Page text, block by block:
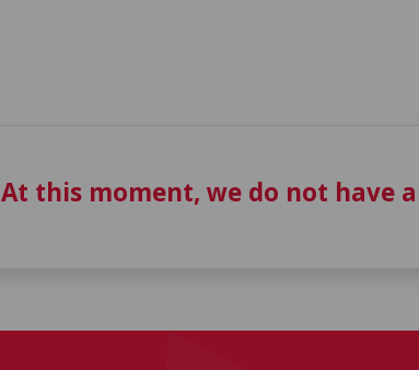
At this moment, we do not have